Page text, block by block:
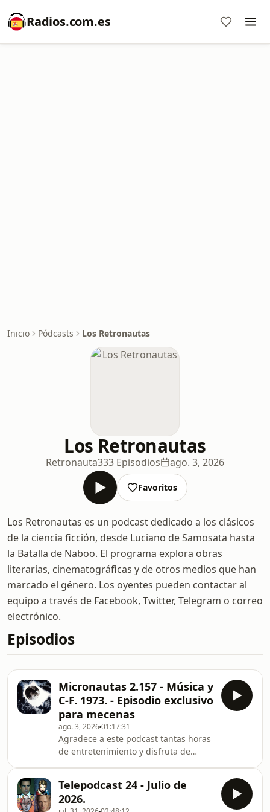
Radios.com.es
Inicio Pódcasts Los Retronautas
Los Retronautas
Retronauta333 Episodios ago. 3, 2026
Favoritos
Los Retronautas es un podcast dedicado a los clásicos
de la ciencia ficción, desde Luciano de Samosata hasta
la Batalla de Naboo. El programa explora obras
literarias, cinematográficas y de otros medios que han
marcado el género. Los oyentes pueden contactar al
equipo a través de Facebook, Twitter, Telegram o correo
electrónico.
Episodios
Micronautas 2.157 - Música y
C-F. 1973. - Episodio exclusivo
para mecenas
ago. 3, 202601:17:31
Agradece a este podcast tantas horas
de entretenimiento y disfruta de
Música y C-F. 1973. Continuamos con
nuestra serie dedicada a la influencia
Telepodcast 24 - Julio de
2026.